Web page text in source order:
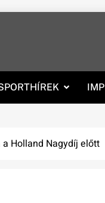
Holland Nagydíj előtt